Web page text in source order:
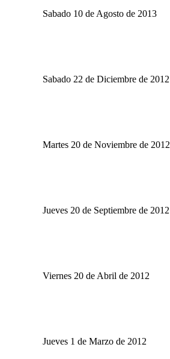
Sabado 10 de Agosto de 2013
Sabado 22 de Diciembre de 2012
Martes 20 de Noviembre de 2012
Jueves 20 de Septiembre de 2012
Viernes 20 de Abril de 2012
Jueves 1 de Marzo de 2012